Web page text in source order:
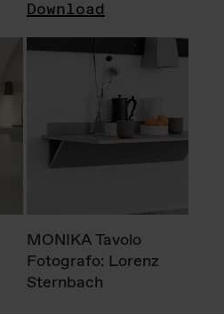
Download
MONIKA Tavolo
Fotografo: Lorenz
Sternbach